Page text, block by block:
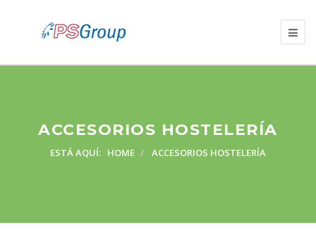
ACCESORIOS HOSTELERÍA
ESTÁ AQUÍ: HOME ACCESORIOS HOSTELERÍA